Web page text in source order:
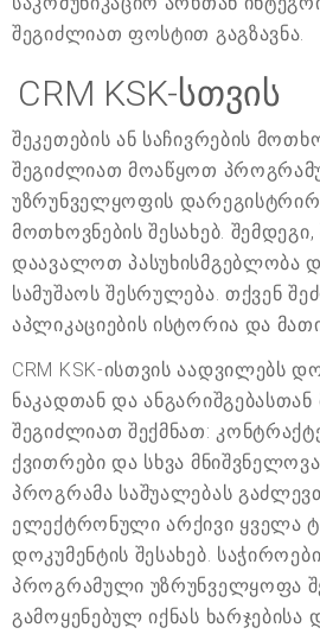
შეგიძლიათ ფოსტით გაგზავნა.
CRM KSK-სთვის
შეკეთების ან საჩივრების
შეგიძლიათ მოაწყოთ
უზრუნველყოფის
მოთხოვნების შესახებ.
დაავალოთ
სამუშაოს შესრულება. თქვენ
აპლიკაციების ისტორია და
CRM KSK-ისთვის აადვილებს
ნაკადთან და ანგარიშგებასთან
შეგიძლიათ შექმნათ:
ქვითრები და სხვა
პროგრამა საშუალებას
ელექტრონული არქივი ყველა
დოკუმენტის შესახებ.
პროგრამული უზრუნველყოფა
გამოყენებულ იქნას ხარჯებისა